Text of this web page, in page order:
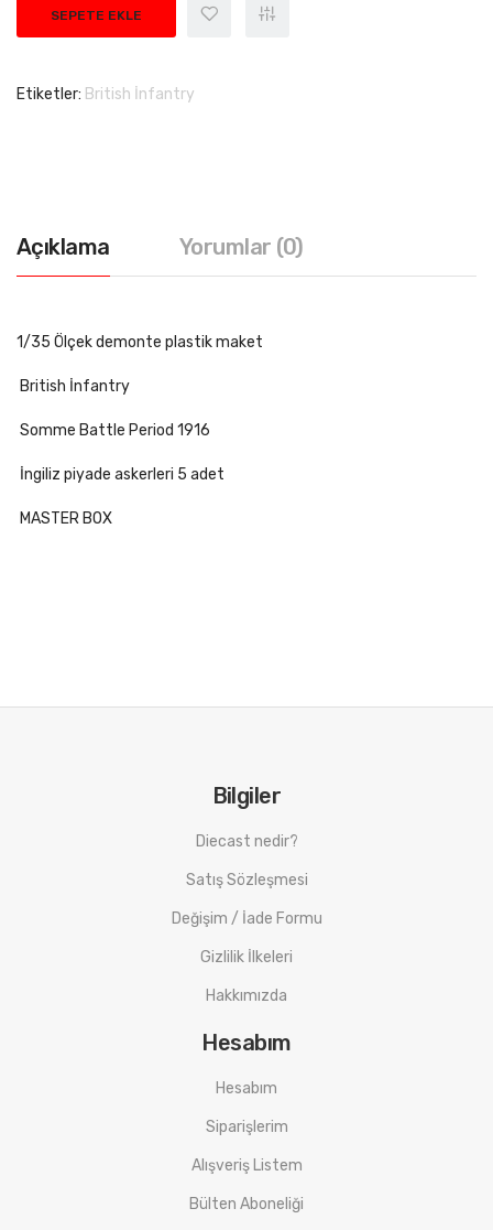
SEPETE EKLE
Etiketler: British İnfantry
Açıklama Yorumlar (0)
1/35 Ölçek demonte plastik maket
British İnfantry
Somme Battle Period 1916
İngiliz piyade askerleri 5 adet
MASTER BOX
Bilgiler
Diecast nedir?
Satış Sözleşmesi
Değişim / İade Formu
Gizlilik İlkeleri
Hakkımızda
Hesabım
Hesabım
Siparişlerim
Alışveriş Listem
Bülten Aboneliği